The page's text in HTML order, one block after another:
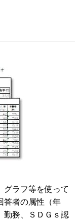
グラフ等を使って
答者の属性（年
勤務、ＳＤＧｓ認